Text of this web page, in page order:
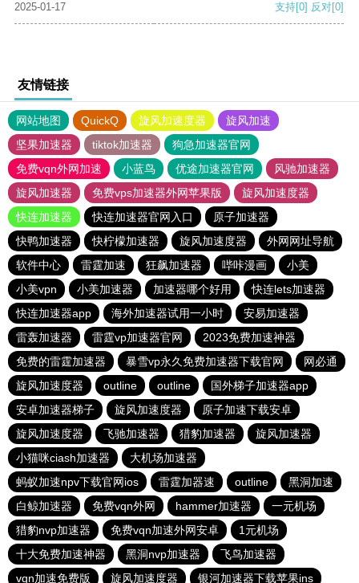
2025-01-17 支持[0] 反对[0]
友情链接
网站地图 QuickQ 旋风加速度器
旋风加速
坚果加速器
tiktok加速器
狗急加速器官网
免费vqn外网加速
小蓝鸟 优途加速器官网
风驰加速器
旋风加速器
免费vps加速器外网苹果版
旋风加速度器
快连加速器
快连加速器官网入口
原子加速器
快鸭加速器
快柠檬加速器 旋风加速度器
外网网址导航
软件中心
雷霆加速 狂飙加速器 哔咔漫画
小美
小美vpn
小美加速器 加速器哪个好用
快连lets加速器
快连加速器app
海外加速器试用一小时
安易加速器
雷轰加速器
雷霆vp加速器官网
2023免费加速神器
免费的雷霆加速器
暴雪vp永久免费加速器下载官网
网必通
旋风加速度器
outline outline
国外梯子加速器app
安卓加速器梯子
旋风加速度器
原子加速下载安卓
旋风加速度器
飞驰加速器 猎豹加速器
旋风加速器
小猫咪ciash加速器
大机场加速器
蚂蚁加速npv下载官网ios
雷霆加器速 outline
黑洞加速
白鲸加速器
免费vqn外网 hammer加速器
一元机场
猎豹nvp加速器
免费vqn加速外网安卓
1元机场
十大免费加速神器
黑洞nvp加速器
飞鸟加速器
vqn加速免费版
旋风加速度器 银河加速器下载苹果ins